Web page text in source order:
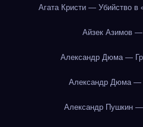
Агата Кристи — Убийство в
Айзек Азимов
Александр Дюма —
Александр Дюма —
Александр Пушкин —